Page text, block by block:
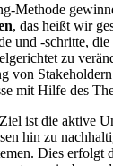
Methode
, das heißt wir
und -schritte,
zu
von
mit Hilfe des
ist die aktive
hin zu
Dies erfolgt